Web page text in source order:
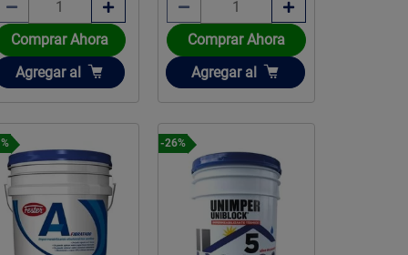
Comprar Ahora
Añadir
Agregar al
Comprar Ahora
Añadir
Agregar al
-26%